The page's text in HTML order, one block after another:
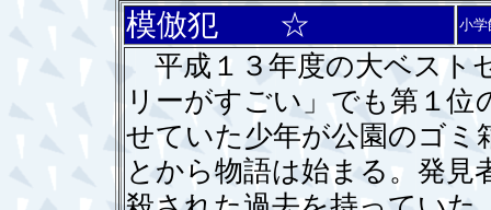
模倣犯 ☆ 小学
平成１３年度の大ベスト
リーがすごい」でも第１
せていた少年が公園のゴミ
とから物語は始まる。発